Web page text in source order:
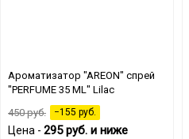
Ароматизатор "AREON" спрей
"PERFUME 35 ML" Lilac
450руб. −155 руб.
Цена - 295руб. и ниже